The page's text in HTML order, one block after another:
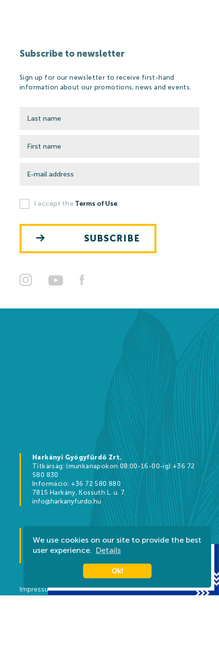
We use cookies on our site to provide the best
user experience. Details
Ok!
Subscribe to newsletter
Sign up for our newsletter to receive first-hand
information about our promotions, news and events.
I accept the Terms of Use.
SUBSCRIBE
Harkányi Gyógyfürdő Zrt.
Titkárság: (munkanapokon 08:00-16-00-ig) +36 72
580 830
Információ: +36 72 580 880
7815 Harkány, Kossuth L. u. 7.
info@harkanyfurdo.hu
Bajcsy-Zsilinszky utca, HRSZ 2444
+36 30 572 7711
Impressum